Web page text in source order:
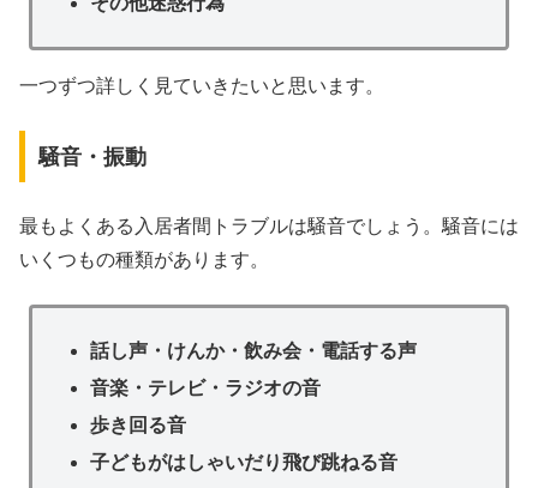
一つずつ詳しく見ていきたいと思います。
騒音・振動
最もよくある入居者間トラブルは騒音でしょう。騒音には
いくつもの種類があります。
話し声・けんか・飲み会・電話する声
音楽・テレビ・ラジオの音
歩き回る音
子どもがはしゃいだり飛び跳ねる音